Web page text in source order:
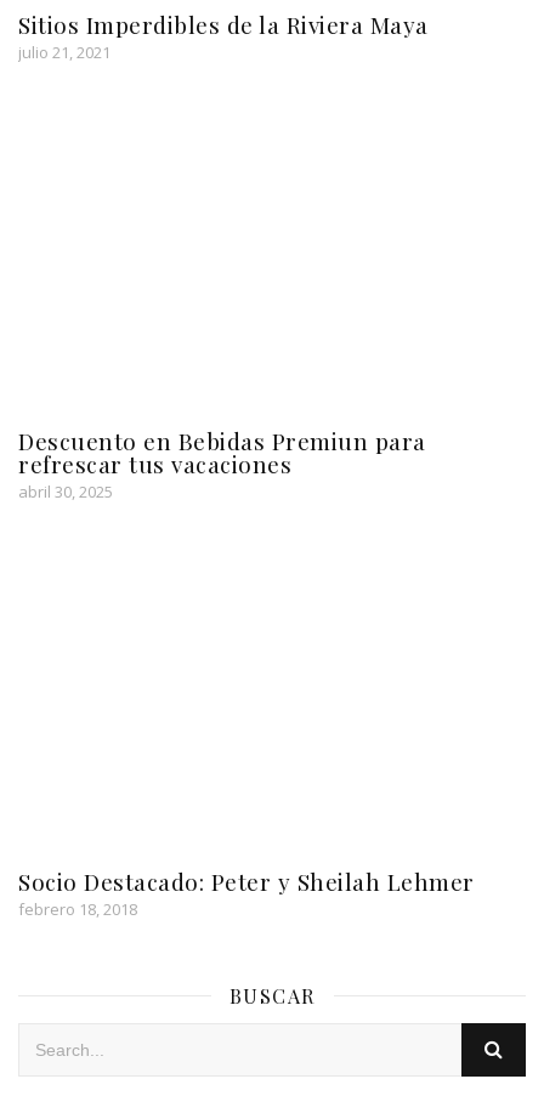
Sitios Imperdibles de la Riviera Maya
julio 21, 2021
Descuento en Bebidas Premiun para
refrescar tus vacaciones
abril 30, 2025
Socio Destacado: Peter y Sheilah Lehmer
febrero 18, 2018
BUSCAR